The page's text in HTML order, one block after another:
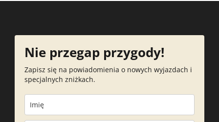
Jakie przygody czekają Cię
podczas 1 spaceru?
Nie przegap przygody!
Zapisz się na powiadomienia o nowych wyjazdach i
specjalnych zniżkach.